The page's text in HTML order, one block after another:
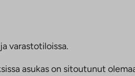
varastotiloissa.
asukas on sitoutunut